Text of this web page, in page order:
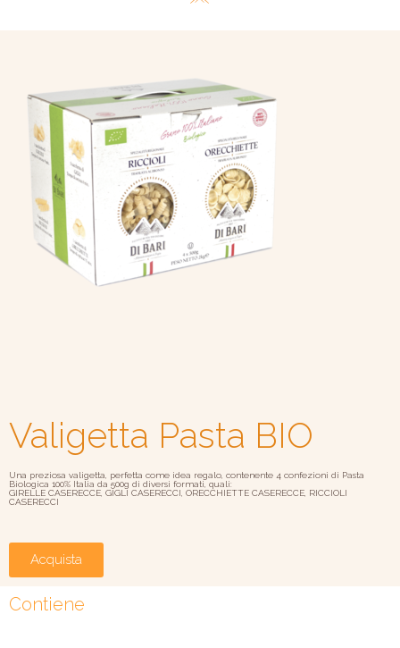
Valigetta Pasta BIO
Una preziosa valigetta, perfetta come idea regalo, contenente 4 confezioni di Pasta
Biologica 100% Italia da 500g di diversi formati, quali:
GIRELLE CASERECCE, GIGLI CASERECCI, ORECCHIETTE CASERECCE, RICCIOLI
CASERECCI
Acquista
Contiene